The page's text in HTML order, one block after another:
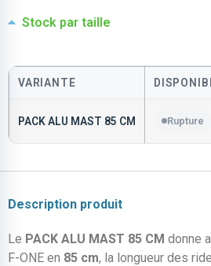
Stock par taille
VARIANTE
PACK ALU MAST 85 CM Rupture
Description produit
Le PACK ALU MAST 85 CM donne
F-ONE en 85 cm, la longueur des